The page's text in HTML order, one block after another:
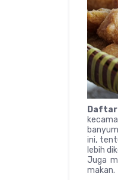
Daftar
ini,
lebih
Juga
makan.